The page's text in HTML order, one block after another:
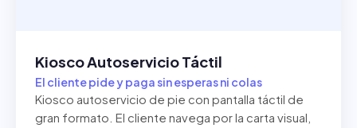
Kiosco Autoservicio Táctil
El cliente pide y paga sin esperas ni colas
Kiosco autoservicio de pie con pantalla táctil de
gran formato. El cliente navega por la carta visual,